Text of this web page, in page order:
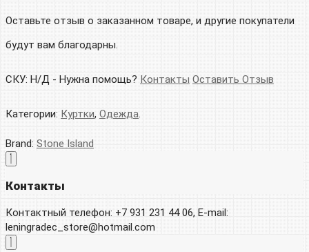
Оставьте отзыв о заказанном товаре, и другие покупатели
будут вам благодарны.
СКУ: Н/Д - Нужна помощь? Контакты Оставить Отзыв
Категории: Куртки, Одежда.
Brand: Stone Island
Контакты
Контактный телефон: +7 931 231 44 06, E-mail:
leningradec_store@hotmail.com